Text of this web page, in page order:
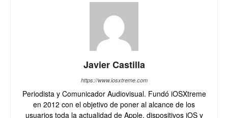
Javier Castilla
https://www.iosxtreme.com
Periodista y Comunicador Audiovisual. Fundó iOSXtreme
en 2012 con el objetivo de poner al alcance de los
usuarios toda la actualidad de Apple, dispositivos iOS y